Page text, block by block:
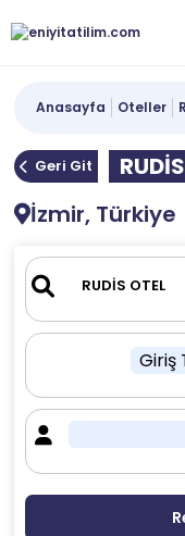
Anasayfa Oteller
Geri Git
İzmir, Türkiye
Giriş